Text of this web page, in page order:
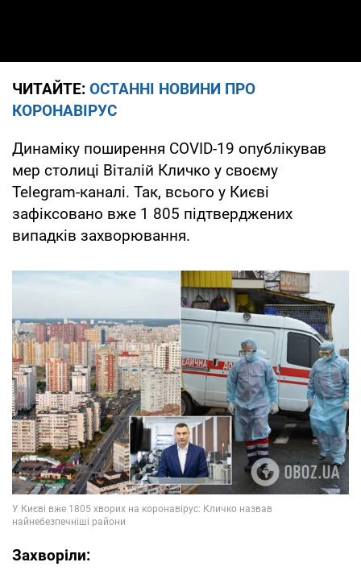
ЧИТАЙТЕ: ОСТАННІ НОВИНИ ПРО
КОРОНАВІРУС
Динаміку поширення COVID-19 опублікував
мер столиці Віталій Кличко у своєму
Telegram-каналі. Так, всього у Києві
зафіксовано вже 1 805 підтверджених
випадків захворювання.
Захворіли: